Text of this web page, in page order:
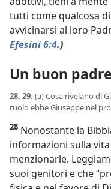
tutti come qualcosa
avvicinarsi al loro
Efesini 6:4.)
Un buon
28, 29. (a) Cosa rivelano di
ruolo ebbe Giuseppe nel
28 Nonostante la
informazioni sulla
menzionarle.
suoi genitori e che